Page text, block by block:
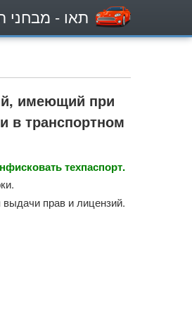
תאו - מבחני
имеющий при
в транспортном
техпаспорт.
выдачи прав и лицензий.